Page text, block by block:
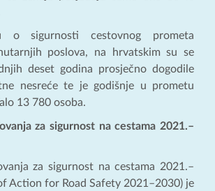
o sigurnosti cestovnog prometa
poslova, na hrvatskim su se
deset godina prosječno dogodile
nesreće te je godišnje u prometu
13 780 osoba.
za sigurnost na cestama 2021.–
za sigurnost na cestama 2021.–
Action for Road Safety 2021–2030) je